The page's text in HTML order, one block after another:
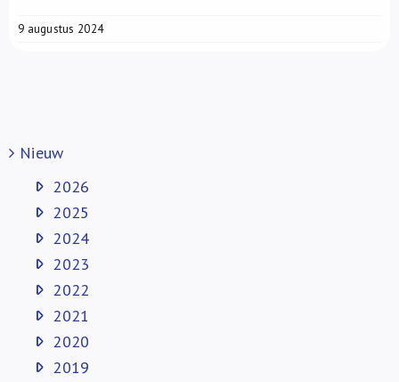
9 augustus 2024
Nieuw
2026
2025
2024
2023
2022
2021
2020
2019